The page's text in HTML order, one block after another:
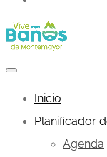
Inicio
Planificador
Agenda